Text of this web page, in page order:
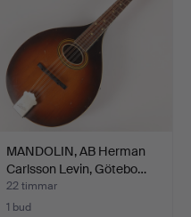
MANDOLIN, AB Herman
Carlsson Levin, Götebo…
22 timmar
1 bud